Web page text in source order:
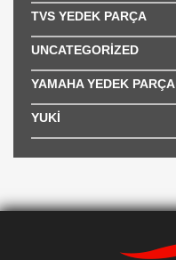
TVS YEDEK PARÇA
UNCATEGORIZED
YAMAHA YEDEK PARÇA
YUKİ